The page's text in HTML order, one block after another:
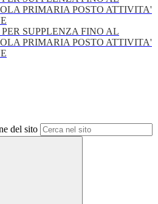
PRIMARIA POSTO ATTIVITA'
SUPPLENZA FINO AL
PRIMARIA POSTO ATTIVITA'
del sito